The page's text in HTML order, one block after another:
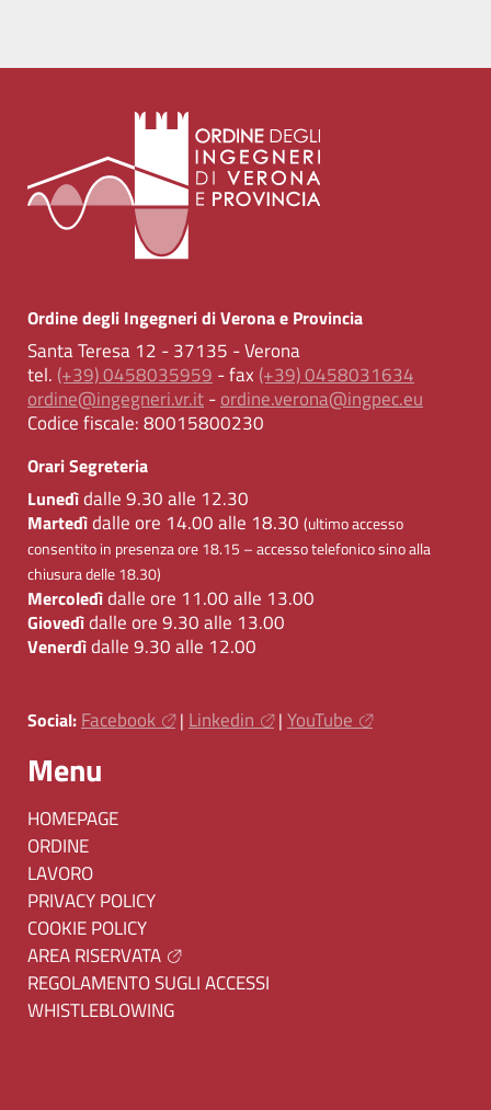
Ordine degli Ingegneri di Verona e Provincia
Santa Teresa 12 - 37135 - Verona
tel. (+39) 0458035959 - fax (+39) 0458031634
ordine@ingegneri.vr.it-ordine.verona@ingpec.eu
Codice fiscale:80015800230
Orari Segreteria
Lunedìdalle 9.30 alle 12.30
Martedìdalle ore 14.00 alle 18.30 (ultimo accesso
consentito in presenza ore 18.15 – accesso telefonico sino alla
chiusura delle 18.30)
Mercoledìdalle ore 11.00 alle 13.00
Giovedìdalle ore 9.30 alle 13.00
Venerdìdalle 9.30 alle 12.00
Social: Facebook | Linkedin | YouTube
Menu
HOMEPAGE
ORDINE
LAVORO
PRIVACY POLICY
COOKIE POLICY
AREA RISERVATA
REGOLAMENTO SUGLI ACCESSI
WHISTLEBLOWING